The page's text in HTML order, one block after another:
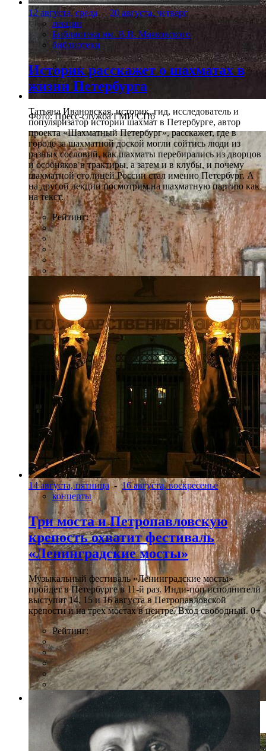
Фото: Пресс-служба ГМИ СПб
Фото: Пресс-служба ГМИ СПб
12 августа, среда- 20 августа, четверг
лекции
Библиотека им. В.В. Маяковского
библиотеки
Историк расскажет о шахматах в
жизни Петербурга
Татьяна Ивановская, историк, гид, исследователь и
популяризатор истории шахмат в Петербурге, автор
проекта «Шахматный Петербург», расскажет, где в
городе за шахматной доской могли сойтись люди из
разных сословий, как шахматы перебирались из дворцов
и особняков в трактиры, а затем и в клубы, и почему
шахматной столицей России стал именно Петербург. А
на другой лекции посмотрим на шахматную партию как
на текст.
Рейтинг:
14 августа, пятница-16 августа, воскресенье
концерты
Три моста и Петропавловскую
крепость охватит фестиваль
«Ленинградские мосты»
Музыкальный фестиваль «Ленинградские мосты»
пройдет в Петербурге в 11-й раз. Инди-поп исполнители
выступят 14, 15 и 16 августа в Петропавловской
крепости и на трех мостах в центре. Вход свободный. 0+
Рейтинг: